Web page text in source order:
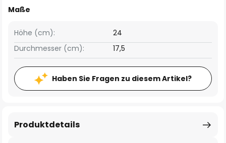
Maße
Höhe (cm):
24
Durchmesser (cm):
17,5
Haben Sie Fragen zu diesem Artikel?
Produktdetails